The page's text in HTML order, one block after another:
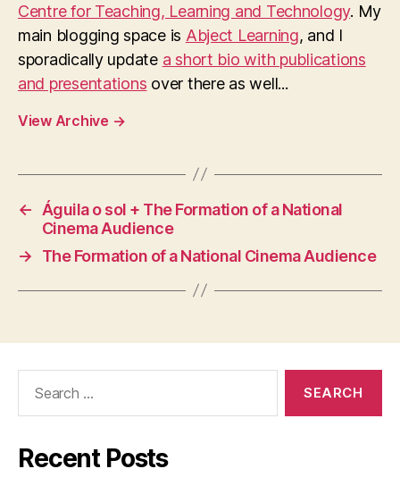
Centre for Teaching, Learning and Technology. My
main blogging space is Abject Learning, and I
sporadically update a short bio with publications
and presentations over there as well...
View Archive →
←
Águila o sol + The Formation of a National
Cinema Audience
→
The Formation of a National Cinema Audience
Recent Posts